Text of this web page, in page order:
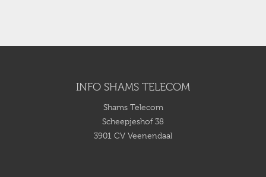
INFO SHAMS TELECOM
Shams Telecom
Scheepjeshof 38
3901 CV Veenendaal